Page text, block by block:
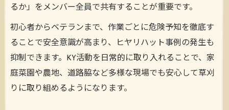
るか」をメンバー全員で共有することが重要です。
初心者からベテランまで、作業ごとに危険予知を徹底す
ることで安全意識が高まり、ヒヤリハット事例の発生も
抑制できます。KY活動を日常的に取り入れることで、家
庭菜園や農地、道路脇など多様な現場でも安心して草刈
りに取り組めるようになります。